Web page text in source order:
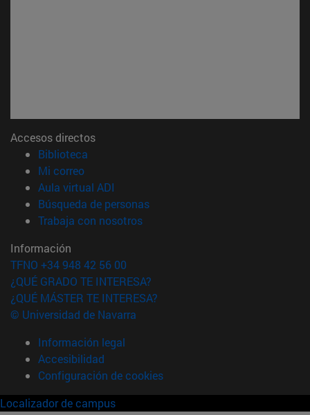
Accesos directos
Biblioteca
Mi correo(abre en nueva ventana)
Aula virtual ADI
Búsqueda de personas(abre en nueva ventana)
Trabaja con nosotros(abre en nueva ventana)
Información
TFNO +34 948 42 56 00
¿QUÉ GRADO TE INTERESA?
¿QUÉ MÁSTER TE INTERESA?
© Universidad de Navarra
Información legal
Accesibilidad
Configuración de cookies
Localizador de campus